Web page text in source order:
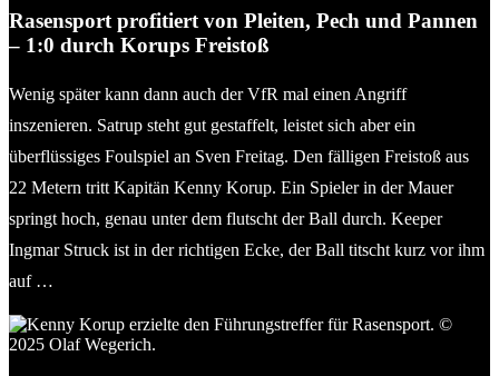
Rasensport profitiert von Pleiten, Pech und Pannen
– 1:0 durch Korups Freistoß
Wenig später kann dann auch der VfR mal einen Angriff
inszenieren. Satrup steht gut gestaffelt, leistet sich aber ein
überflüssiges Foulspiel an Sven Freitag. Den fälligen Freistoß aus
22 Metern tritt Kapitän Kenny Korup. Ein Spieler in der Mauer
springt hoch, genau unter dem flutscht der Ball durch. Keeper
Ingmar Struck ist in der richtigen Ecke, der Ball titscht kurz vor ihm
auf …